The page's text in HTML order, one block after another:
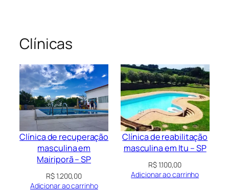
Clínicas
Clínica de recuperação
masculina em
Mairiporã – SP
R$1.200,00
Adicionar ao carrinho
Clínica de reabilitação
masculina em Itu – SP
R$1.100,00
Adicionar ao carrinho